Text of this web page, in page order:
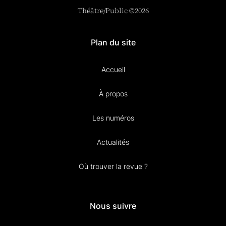
Théâtre/Public ©2026
Plan du site
Accueil
À propos
Les numéros
Actualités
Où trouver la revue ?
Nous suivre